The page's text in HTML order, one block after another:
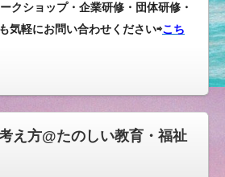
クショップ・企業研修・団体研修・
気軽にお問い合わせください⇨こち
え方@たのしい教育・福祉